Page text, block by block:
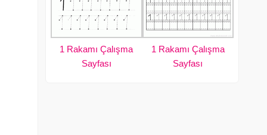
1 Rakamı Çalışma
Sayfası
1 Rakamı Çalışma
Sayfası